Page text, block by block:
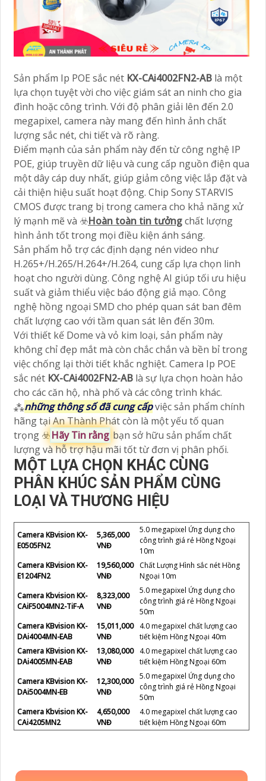
Sản phẩm Ip POE sắc nét KX-CAi4002FN2-AB là một
lựa chọn tuyệt vời cho việc giám sát an ninh cho gia
đình hoặc công trình. Với độ phân giải lên đến 2.0
megapixel, camera này mang đến hình ảnh chất
lượng sắc nét, chi tiết và rõ ràng.
Điểm mạnh của sản phẩm này đến từ công nghệ IP
POE, giúp truyền dữ liệu và cung cấp nguồn điện qua
một dây cáp duy nhất, giúp giảm công việc lắp đặt và
cải thiện hiệu suất hoạt động. Chip Sony STARVIS
CMOS được trang bị trong camera cho khả năng xử
lý mạnh mẽ và ☣️Hoàn toàn tin tưởngchất lượng
hình ảnh tốt trong mọi điều kiện ánh sáng.
Sản phẩm hỗ trợ các định dạng nén video như
H.265+/H.265/H.264+/H.264, cung cấp lựa chọn linh
hoạt cho người dùng. Công nghệ AI giúp tối ưu hiệu
suất và giảm thiểu việc báo động giả mạo. Công
nghệ hồng ngoại SMD cho phép quan sát ban đêm
chất lượng cao với tầm quan sát lên đến 30m.
Với thiết kế Dome và vỏ kim loại, sản phẩm này
không chỉ đẹp mắt mà còn chắc chắn và bền bỉ trong
việc chống lại thời tiết khắc nghiệt. Camera Ip POE
sắc nét KX-CAi4002FN2-AB là sự lựa chọn hoàn hảo
cho các căn hộ, nhà phố và các công trình khác.
⁂những thông số đã cung cấpviệc sản phẩm chính
hãng tại An Thành Phát còn là một yếu tố quan
trọng ☣️Hãy Tin rằng bạn sở hữu sản phẩm chất
lượng và hỗ trợ hậu mãi tốt từ đơn vị phân phối.
MỘT LỰA CHỌN KHÁC CÙNG
PHÂN KHÚC SẢN PHẨM CÙNG
LOẠI VÀ THƯƠNG HIỆU
Camera KBvision KX-
E0505FN2
5,365,000
VNĐ
5.0 megapixel Ứng dụng cho
công trình giá rẻ Hồng Ngoại
10m
Camera KBvision KX-
E1204FN2
19,560,000
VNĐ
Chất Lượng Hình sắc nét Hồng
Ngoại 10m
Camera Kbvision KX-
CAiF5004MN2-TiF-A
8,323,000
VNĐ
5.0 megapixel Ứng dụng cho
công trình giá rẻ Hồng Ngoại
50m
Camera KBvision KX-
DAi4004MN-EAB
15,011,000
VNĐ
4.0 megapixel chất lượng cao
tiết kiệm Hồng Ngoại 40m
Camera KBvision KX-
DAi4005MN-EAB
13,080,000
VNĐ
4.0 megapixel chất lượng cao
tiết kiệm Hồng Ngoại 60m
Camera KBvision KX-
DAi5004MN-EB
12,300,000
VNĐ
5.0 megapixel Ứng dụng cho
công trình giá rẻ Hồng Ngoại
50m
Camera Kbvision KX-
CAi4205MN2
4,650,000
VNĐ
4.0 megapixel chất lượng cao
tiết kiệm Hồng Ngoại 60m